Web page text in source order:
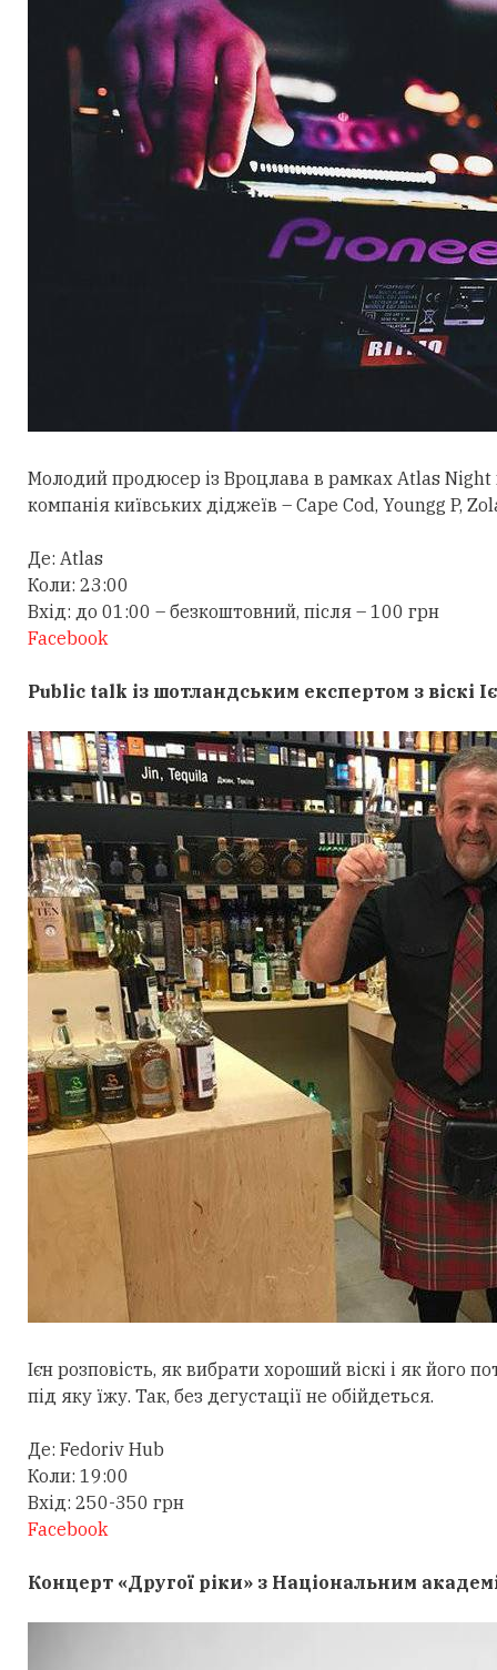
Молодий продюсер із Вроцлава в рамках Atlas Night
компанія київських діджеїв – Cape Cod, Youngg P,
Де: Atlas
Коли: 23:00
Вхід: до 01:00 – безкоштовний, після – 100 грн
Facebook
Public talk із шотландським експертом з віскі
Ієн розповість, як вибрати хороший віскі і як його
під яку їжу. Так, без дегустації не обійдеться.
Де: Fedoriv Hub
Коли: 19:00
Вхід: 250-350 грн
Facebook
Концерт «Другої ріки» з Національним